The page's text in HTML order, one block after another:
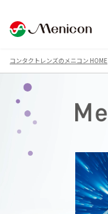
コンタクトレンズのメニコン HOME